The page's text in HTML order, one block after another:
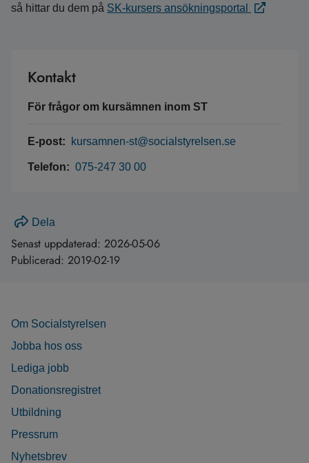
så hittar du dem på SK-kursers ansökningsportal
Kontakt
För frågor om kursämnen inom ST
E-post: kursamnen-st@socialstyrelsen.se
Telefon: 075-247 30 00
Dela
Senast uppdaterad: 2026-05-06
Publicerad: 2019-02-19
Om Socialstyrelsen
Jobba hos oss
Lediga jobb
Donationsregistret
Utbildning
Pressrum
Nyhetsbrev